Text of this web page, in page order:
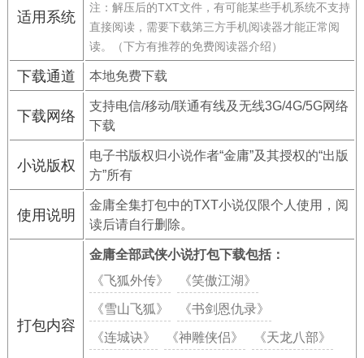
适用系统
注：解压后的TXT文件，有可能某些手机系统不支持
直接阅读，需要下载第三方手机阅读器才能正常阅
读。（下方有推荐的免费阅读器介绍）
下载通道 本地免费下载
下载网络
支持电信/移动/联通有线及无线3G/4G/5G网络
下载
小说版权
电子书版权归小说作者“金庸”及其授权的“出版
方”所有
使用说明
金庸全集打包中的TXT小说仅限个人使用，阅
读后请自行删除。
打包内容
金庸全部武侠小说打包下载包括：
《飞狐外传》
《笑傲江湖》
《雪山飞狐》 《书剑恩仇录》
《连城诀》 《神雕侠侣》 《天龙八部》